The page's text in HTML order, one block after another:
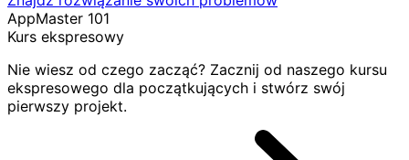
AppMaster 101
Kurs ekspresowy
Nie wiesz od czego zacząć? Zacznij od naszego kursu
ekspresowego dla początkujących i stwórz swój
pierwszy projekt.